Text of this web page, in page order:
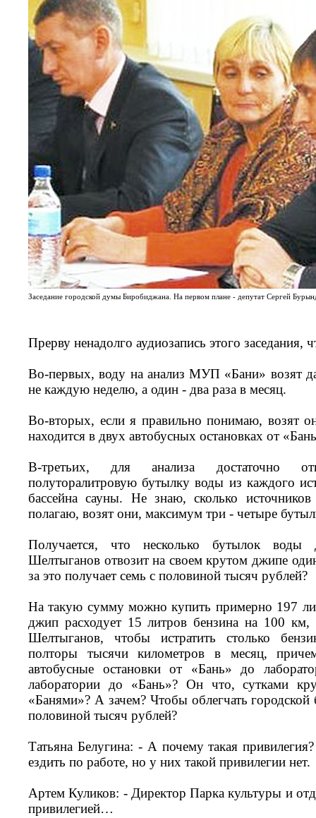
Заседание городской думы Биробиджана. На первом плане - депутат Сергей
Прерву ненадолго аудиозапись этого заседания,
Во-первых, воду на анализ МУП «Бани» возят
не каждую неделю, а один - два раза в месяц.
Во-вторых, если я правильно понимаю, возят
находится в двух автобусных остановках от
В-третьих, для анализа достаточно
полуторалитровую бутылку воды из каждого
бассейна сауны. Не знаю, сколько
полагаю, возят они, максимум три - четыре
Получается, что несколько бутылок воды
Шелтыганов отвозит на своем крутом джипе
за это получает семь с половиной тысяч рублей?
На такую сумму можно купить примерно 197
джип расходует 15 литров бензина на 100 км,
Шелтыганов, чтобы истратить столько
полторы тысячи километров в месяц,
автобусные остановки от «Бань» до
лаборатории до «Бань»? Он что, сутками
«Банями»? А зачем? Чтобы облегчать
половиной тысяч рублей?
Татьяна Белугина: - А почему такая
ездить по работе, но у них такой привилегии нет.
Артем Куликов: - Директор Парка культуры и
привилегией…